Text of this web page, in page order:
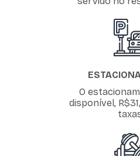
O
disponível,